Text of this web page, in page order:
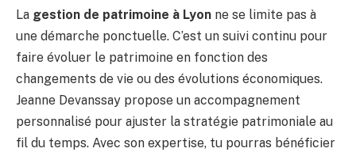
La gestion de patrimoine à Lyon ne se limite pas à
une démarche ponctuelle. C’est un suivi continu pour
faire évoluer le patrimoine en fonction des
changements de vie ou des évolutions économiques.
Jeanne Devanssay propose un accompagnement
personnalisé pour ajuster la stratégie patrimoniale au
fil du temps. Avec son expertise, tu pourras bénéficier